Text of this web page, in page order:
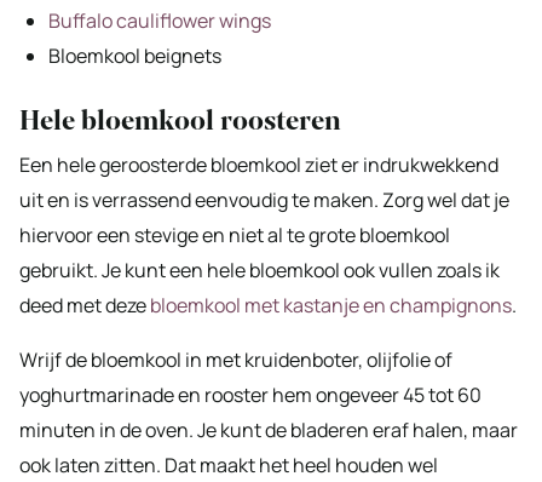
Buffalo cauliflower wings
Bloemkool beignets
Hele bloemkool roosteren
Een hele geroosterde bloemkool ziet er indrukwekkend
uit en is verrassend eenvoudig te maken. Zorg wel dat je
hiervoor een stevige en niet al te grote bloemkool
gebruikt. Je kunt een hele bloemkool ook vullen zoals ik
deed met dezebloemkool met kastanje en champignons.
Wrijf de bloemkool in met kruidenboter, olijfolie of
yoghurtmarinade en rooster hem ongeveer 45 tot 60
minuten in de oven. Je kunt de bladeren eraf halen, maar
ook laten zitten. Dat maakt het heel houden wel